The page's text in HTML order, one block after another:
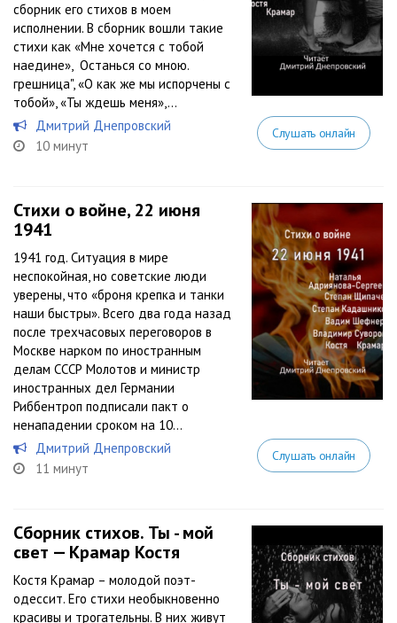
сборник его стихов в моем
исполнении. В сборник вошли такие
стихи как «Мне хочется с тобой
наедине», Останься со мною.
грешница", «О как же мы испорчены с
тобой», «Ты ждешь меня»,...
Дмитрий Днепровский
10 минут
Слушать онлайн
Стихи о войне, 22 июня
1941
1941 год. Ситуация в мире
неспокойная, но советские люди
уверены, что «броня крепка и танки
наши быстры». Всего два года назад
после трехчасовых переговоров в
Москве нарком по иностранным
делам СССР Молотов и министр
иностранных дел Германии
Риббентроп подписали пакт о
ненападении сроком на 10...
Дмитрий Днепровский
11 минут
Слушать онлайн
Сборник стихов. Ты - мой
свет — Крамар Костя
Костя Крамар – молодой поэт-
одессит. Его стихи необыкновенно
красивы и трогательны. В них живут